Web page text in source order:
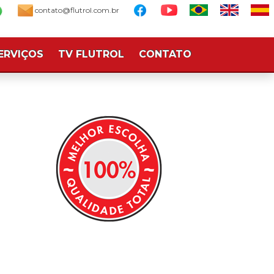
contato@flutrol.com.br
TV FLUTROL CONTATO